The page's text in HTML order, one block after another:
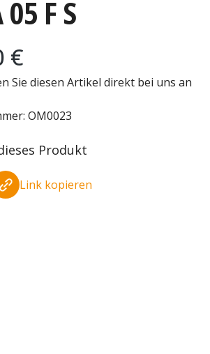
F S
€
Sie diesen Artikel direkt bei uns an
OM0023
Produkt
Link kopieren